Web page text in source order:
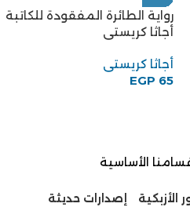
رواية الطائرة المفقودة للكاتبة
أجاثا كريستى
أجاثا كريستى
EGP 65
الأساسية
الأزبكية إصدارات حديثة